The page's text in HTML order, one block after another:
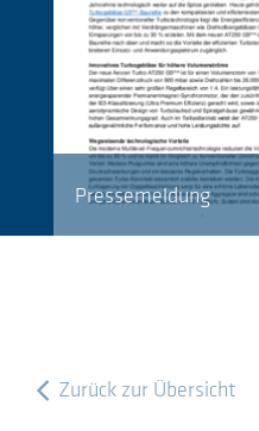
Pressemeldung
Zurück zur Übersicht